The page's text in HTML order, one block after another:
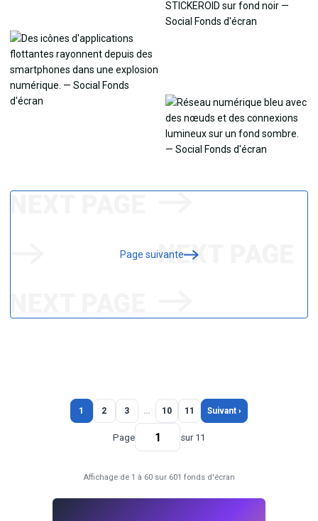
Page suivante
1 2 3 … 10 11 Suivant ›
Page sur 11
Affichage de 1 à 60 sur 601 fonds d'écran